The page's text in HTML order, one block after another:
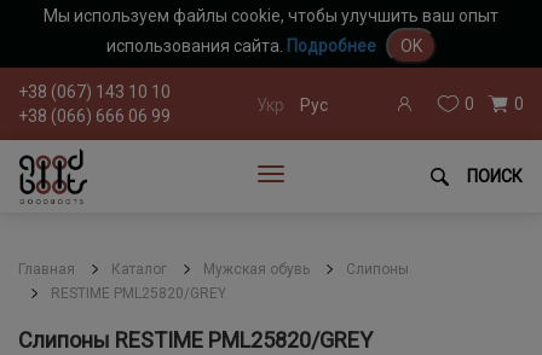
Мы используем файлы cookie, чтобы улучшить ваш опыт
использования сайта. Подробнее OK
+38 (067) 143 10 10
+38 (066) 666 06 99
Укр Рус 0 0
ПОИСК
Главная Каталог Мужская обувь
Слипоны
RESTIME PML25820/GREY
Слипоны RESTIME PML25820/GREY